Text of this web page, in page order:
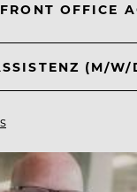
OFFICE
(M/W/